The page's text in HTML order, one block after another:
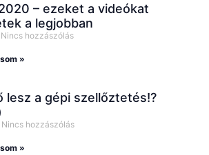
– ezeket a videókat
a legjobban
Nincs hozzászólás
»
lesz a gépi szellőztetés!?
Nincs hozzászólás
»